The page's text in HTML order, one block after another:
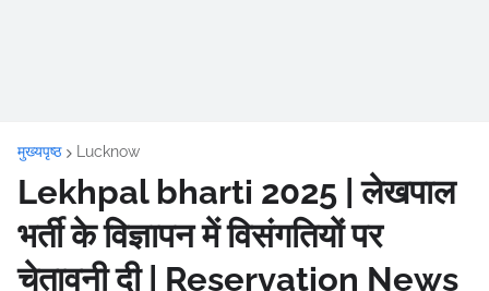
मुख्यपृष्ठ Lucknow
Lekhpal bharti 2025 | लेखपाल
भर्ती के विज्ञापन में विसंगतियों पर
चेतावनी दी | Reservation News